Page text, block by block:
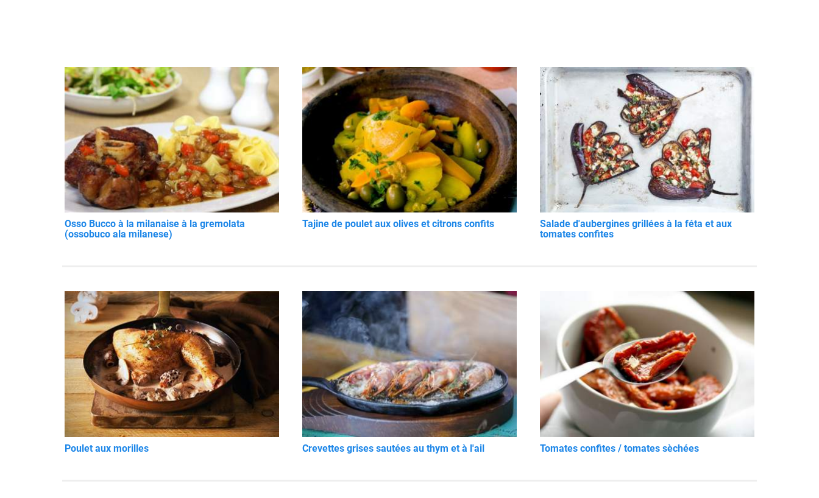
Osso Bucco à la milanaise à la gremolata
(ossobuco ala milanese)
Tajine de poulet aux olives et citrons confits
Salade d'aubergines grillées à la féta et aux
tomates confites
Poulet aux morilles Crevettes grises sautées au thym et à l'ail Tomates confites / tomates sèchées